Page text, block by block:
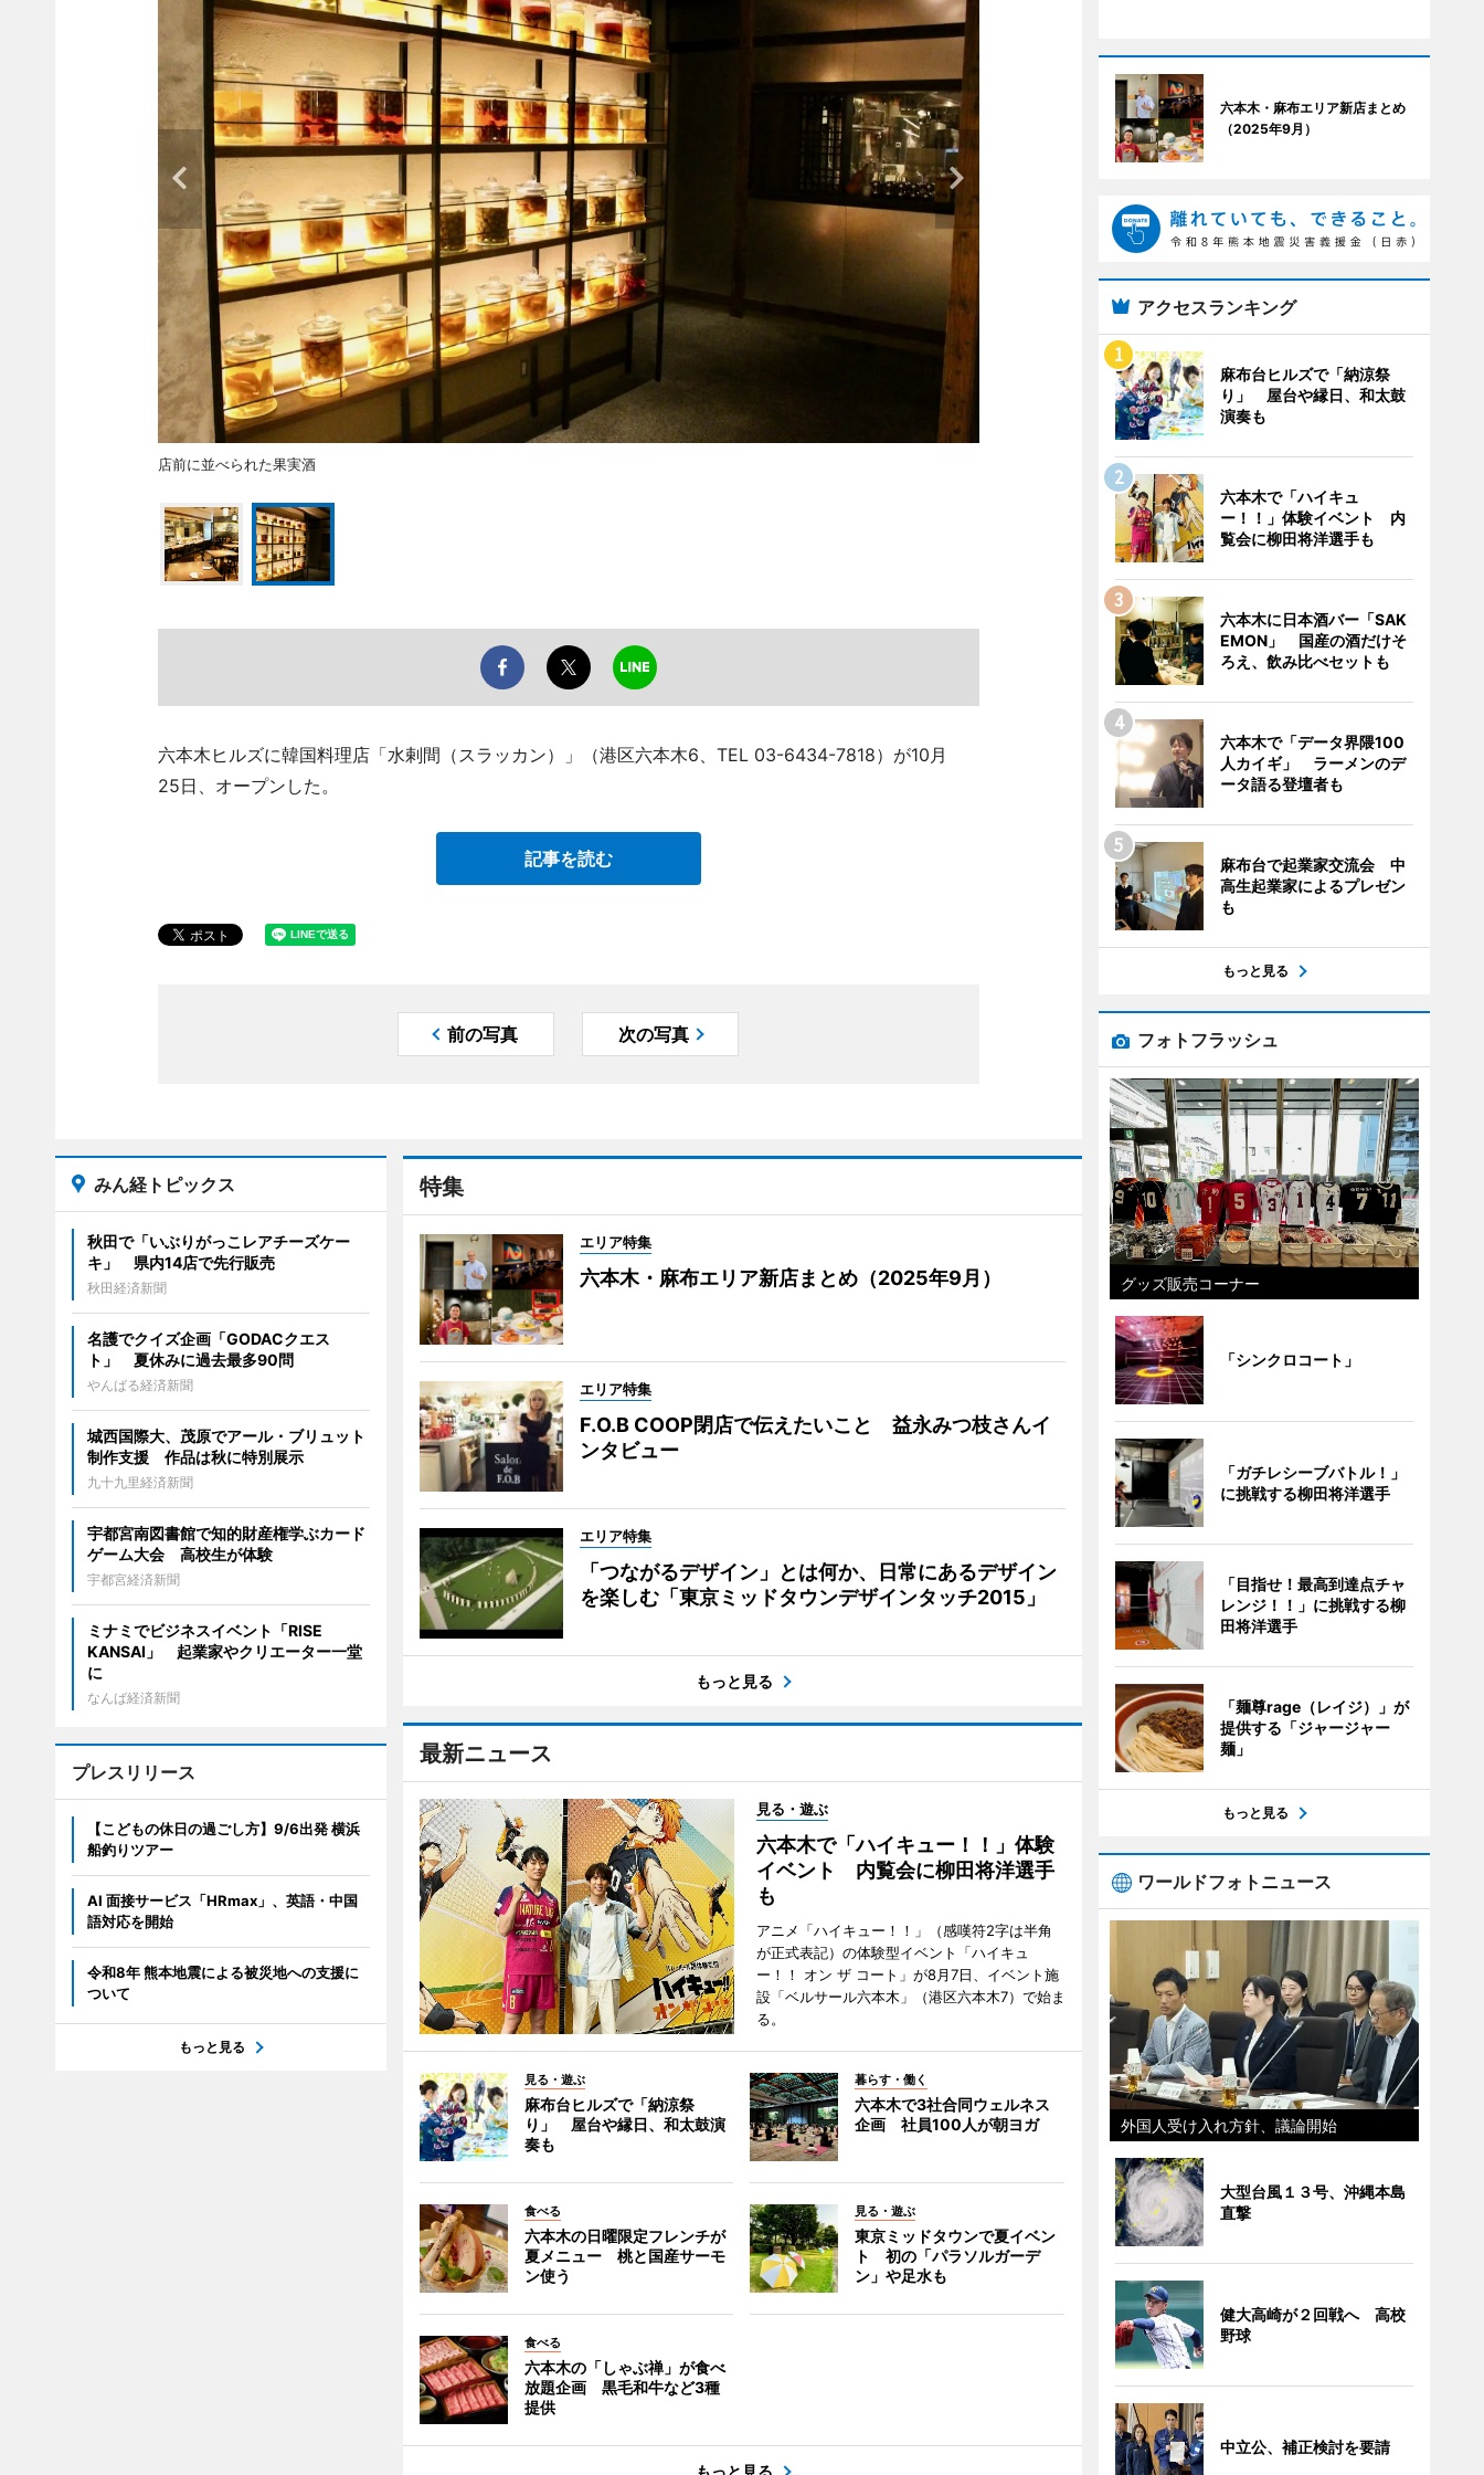
店前に並べられた果実酒
六本木ヒルズに韓国料理店「水剌間（スラッカン）」（港区六本木6、TEL 03-6434-7818）が10月
25日、オープンした。
記事を読む
前の写真 次の写真
特集
エリア特集
六本木・麻布エリア新店まとめ（2025年9月）
エリア特集
F.O.B COOP閉店で伝えたいこと 益永みつ枝さんイ
ンタビュー
エリア特集
「つながるデザイン」とは何か、日常にあるデザイン
を楽しむ「東京ミッドタウンデザインタッチ2015」
もっと見る
最新ニュース
見る・遊ぶ
六本木で「ハイキュー！！」体験
イベント 内覧会に柳田将洋選手
も
アニメ「ハイキュー！！」（感嘆符2字は半角
が正式表記）の体験型イベント「ハイキュ
ー！！ オン ザ コート」が8月7日、イベント施
設「ベルサール六本木」（港区六本木7）で始ま
る。
見る・遊ぶ
麻布台ヒルズで「納涼祭
り」 屋台や縁日、和太鼓演
奏も
暮らす・働く
六本木で3社合同ウェルネス
企画 社員100人が朝ヨガ
食べる
六本木の日曜限定フレンチが
夏メニュー 桃と国産サーモ
ン使う
見る・遊ぶ
東京ミッドタウンで夏イベン
ト 初の「パラソルガーデ
ン」や足水も
食べる
六本木の「しゃぶ禅」が食べ
放題企画 黒毛和牛など3種
提供
もっと見る
みん経トピックス
秋田で「いぶりがっこレアチーズケー
キ」 県内14店で先行販売
秋田経済新聞
名護でクイズ企画「GODACクエス
ト」 夏休みに過去最多90問
やんばる経済新聞
城西国際大、茂原でアール・ブリュット
制作支援 作品は秋に特別展示
九十九里経済新聞
宇都宮南図書館で知的財産権学ぶカード
ゲーム大会 高校生が体験
宇都宮経済新聞
ミナミでビジネスイベント「RISE
KANSAI」 起業家やクリエーター一堂
に
なんば経済新聞
プレスリリース
【こどもの休日の過ごし方】9/6出発 横浜
船釣りツアー
AI 面接サービス「HRmax」、英語・中国
語対応を開始
令和8年 熊本地震による被災地への支援に
ついて
もっと見る
六本木・麻布エリア新店まとめ
（2025年9月）
アクセスランキング
麻布台ヒルズで「納涼祭
り」 屋台や縁日、和太鼓
演奏も
六本木で「ハイキュ
ー！！」体験イベント 内
覧会に柳田将洋選手も
六本木に日本酒バー「SAK
EMON」 国産の酒だけそ
ろえ、飲み比べセットも
六本木で「データ界隈100
人カイギ」 ラーメンのデ
ータ語る登壇者も
麻布台で起業家交流会 中
高生起業家によるプレゼン
も
もっと見る
フォトフラッシュ
グッズ販売コーナー
「シンクロコート」
「ガチレシーブバトル！」
に挑戦する柳田将洋選手
「目指せ！最高到達点チャ
レンジ！！」に挑戦する柳
田将洋選手
「麺尊rage（レイジ）」が
提供する「ジャージャー
麺」
もっと見る
ワールドフォトニュース
外国人受け入れ方針、議論開始
大型台風１３号、沖縄本島
直撃
健大高崎が２回戦へ 高校
野球
中立公、補正検討を要請